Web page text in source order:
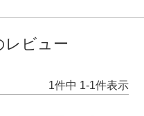
レビュー
1件中 1-1件表示